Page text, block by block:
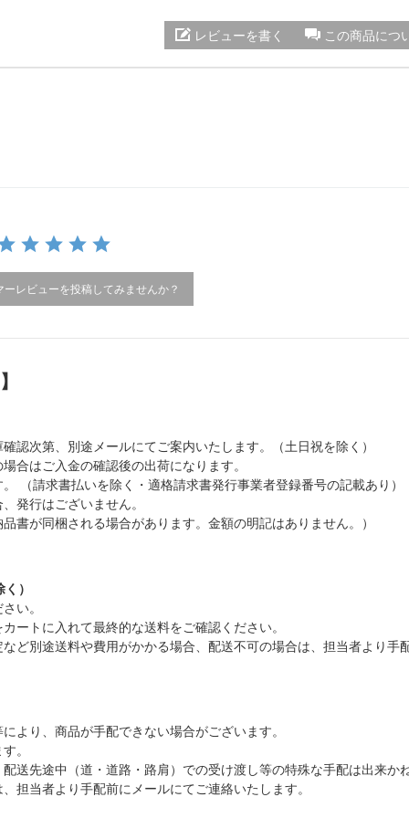
この商品につ
レビューを書く
レビューを投稿してみませんか？
認次第、別途メールにてご案内いたします。（土日祝を除く）
合はご入金の確認後の出荷になります。
（請求書払いを除く・適格請求書発行事業者登録番号の記載あり）
発行はございません。
書が同梱される場合があります。金額の明記はありません。）
）
い。
ートに入れて最終的な送料をご確認ください。
ど別途送料や費用がかかる場合、配送不可の場合は、担当者より手
より、商品が手配できない場合がございます。
。
送先途中（道・道路・路肩）での受け渡し等の特殊な手配は出来かね
担当者より手配前にメールにてご連絡いたします。